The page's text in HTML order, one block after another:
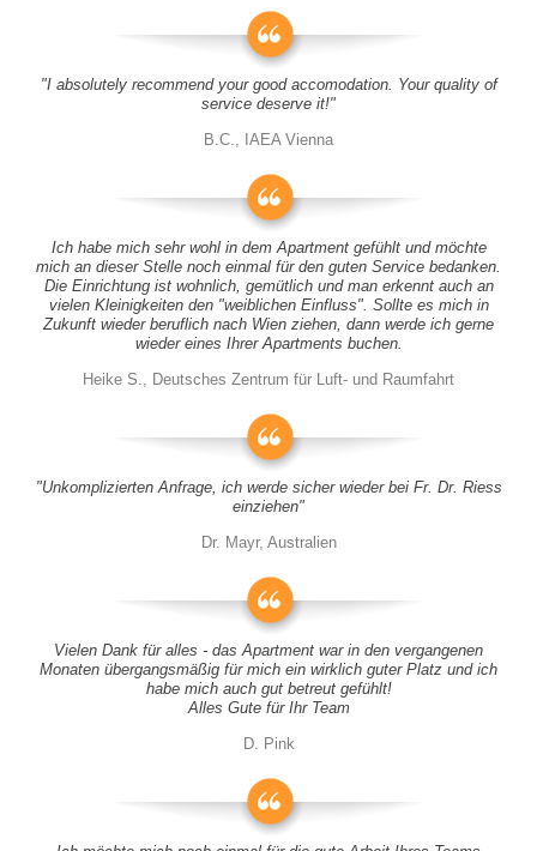
"I absolutely recommend your good accomodation. Your quality of
service deserve it!"
B.C., IAEA Vienna
Ich habe mich sehr wohl in dem Apartment gefühlt und möchte
mich an dieser Stelle noch einmal für den guten Service bedanken.
Die Einrichtung ist wohnlich, gemütlich und man erkennt auch an
vielen Kleinigkeiten den "weiblichen Einfluss". Sollte es mich in
Zukunft wieder beruflich nach Wien ziehen, dann werde ich gerne
wieder eines Ihrer Apartments buchen.
Heike S., Deutsches Zentrum für Luft- und Raumfahrt
"Unkomplizierten Anfrage, ich werde sicher wieder bei Fr. Dr. Riess
einziehen"
Dr. Mayr, Australien
Vielen Dank für alles - das Apartment war in den vergangenen
Monaten übergangsmäßig für mich ein wirklich guter Platz und ich
habe mich auch gut betreut gefühlt!
Alles Gute für Ihr Team
D. Pink